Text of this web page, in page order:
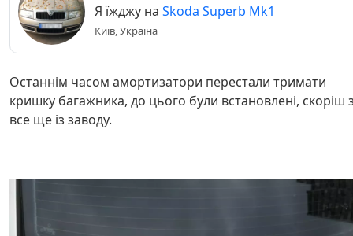
Я їжджу на Skoda Superb Mk1
Київ, Україна
Останнім часом амортизатори перестали тримати
кришку багажника, до цього були встановлені, скоріш
все ще із заводу.